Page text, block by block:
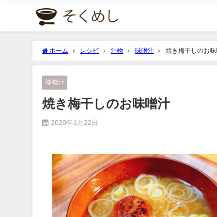
ホーム レシピ 汁物 味噌汁 焼き梅干しのお
味噌汁
焼き梅干しのお味噌汁
2020年1月22日